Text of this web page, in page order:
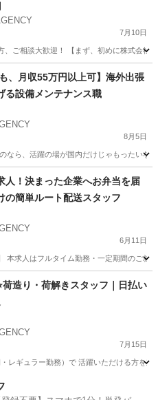
7月10日
、ご相談大歓迎！ 【まず、初めに株式会
、月収55万円以上可】海外出張
る設備メンテナンス職
8月5日
なら、活躍の場が国内だけじゃもったい
張
人！決まった企業へお弁当を届
の簡単ルート配送スタッフ
6月11日
本求人はフルタイム勤務・一定期間のご
荷造り・荷解きスタッフ｜日払い
7月15日
レギュラー勤務）で 活躍いただける方を
ッフ